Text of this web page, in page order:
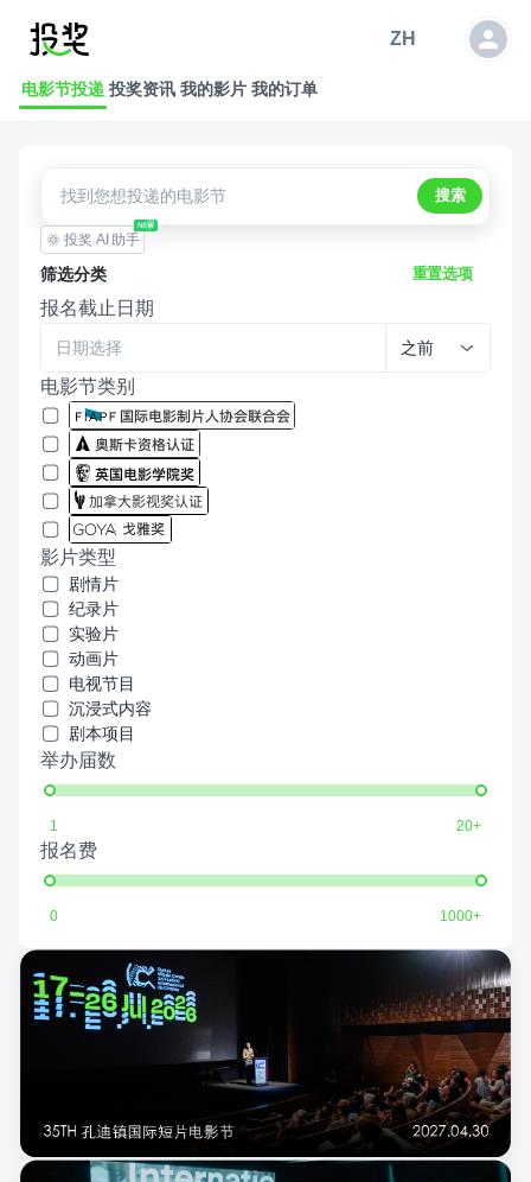
ZH
电影节投递 投奖资讯 我的影片 我的订单
搜索
投奖 AI 助手
筛选分类 重置选项
报名截止日期
之前
电影节类别
影片类型
剧情片
纪录片
实验片
动画片
电视节目
沉浸式内容
剧本项目
举办届数
1 20+
报名费
0 1000+